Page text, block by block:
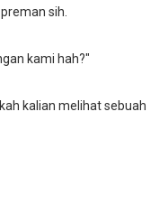
sih.
kami hah?"
kalian melihat sebuah